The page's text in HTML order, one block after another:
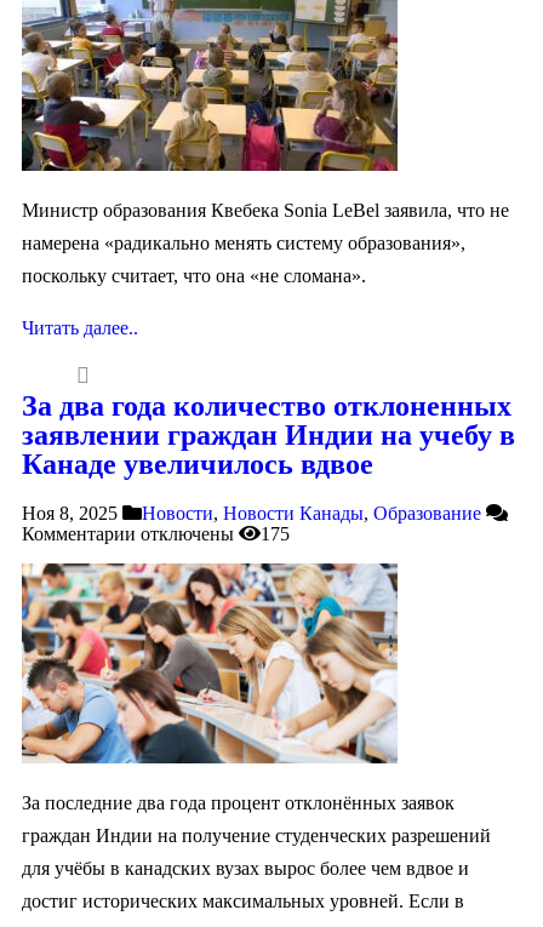
Министр образования Квебека Sonia LeBel заявила, что не
намерена «радикально менять систему образования»,
поскольку считает, что она «не сломана».
Читать далее..
За два года количество отклоненных
заявлении граждан Индии на учебу в
Канаде увеличилось вдвое
Ноя 8, 2025 Новости, Новости Канады, Образование
Комментарии отключены 175
За последние два года процент отклонённых заявок
граждан Индии на получение студенческих разрешений
для учёбы в канадских вузах вырос более чем вдвое и
достиг исторических максимальных уровней. Если в